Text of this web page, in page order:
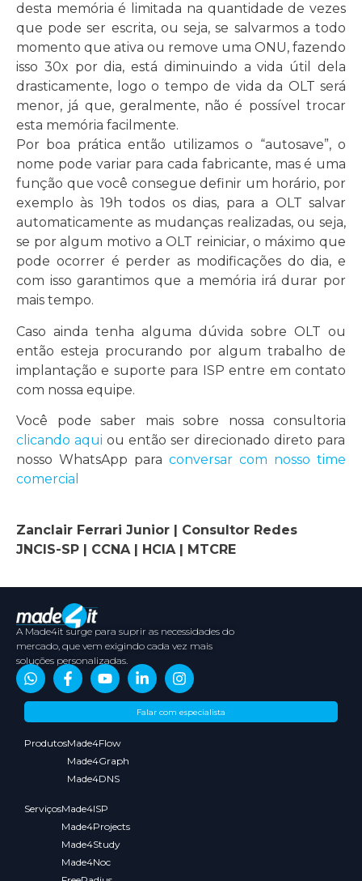
desta memória é limitada na quantidade de vezes
que pode ser escrita, ou seja, se salvarmos a todo
momento que ativa ou remove uma ONU, fazendo
isso 30x por dia, está diminuindo a vida útil dela
drasticamente, logo o tempo de vida da OLT será
menor, já que, geralmente, não é possível trocar
esta memória facilmente.
Por boa prática então utilizamos o “autosave”, o
nome pode variar para cada fabricante, mas é uma
função que você consegue definir um horário, por
exemplo às 19h todos os dias, para a OLT salvar
automaticamente as mudanças realizadas, ou seja,
se por algum motivo a OLT reiniciar, o máximo que
pode ocorrer é perder as modificações do dia, e
com isso garantimos que a memória irá durar por
mais tempo.
Caso ainda tenha alguma dúvida sobre OLT ou
então esteja procurando por algum trabalho de
implantação e suporte para ISP entre em contato
com nossa equipe.
Você pode saber mais sobre nossa consultoria
clicando aqui ou então ser direcionado direto para
nosso WhatsApp para conversar com nosso time
comercial
Zanclair Ferrari Junior | Consultor Redes
JNCIS-SP | CCNA | HCIA | MTCRE
A Made4it surge para suprir as necessidades do
mercado, que vem exigindo cada vez mais
soluções personalizadas.
Sobre
Conteúdos
Parceiros
Media
Falar com especialista
ProdutosMade4Flow
Made4Graph
Made4DNS
ServiçosMade4ISP
Made4Projects
Made4Study
Made4Noc